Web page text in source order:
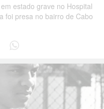
estado grave no Hospital
foi presa no bairro de Cabo